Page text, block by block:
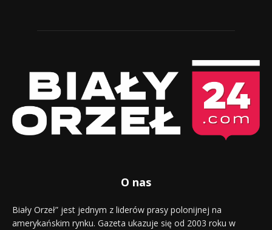
O nas
Biały Orzeł” jest jednym z liderów prasy polonijnej na
amerykańskim rynku. Gazeta ukazuje się od 2003 roku w